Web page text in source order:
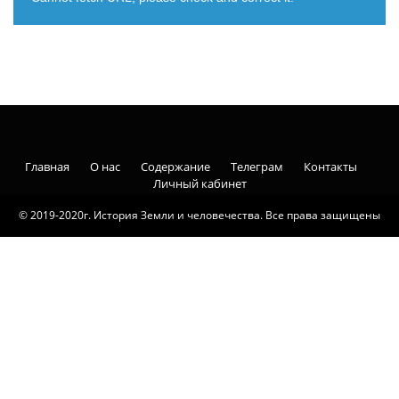
© 2019-2020г. История Земли и человечества. Все права защищены
Главная О нас Содержание Телеграм
Контакты
Личный кабинет